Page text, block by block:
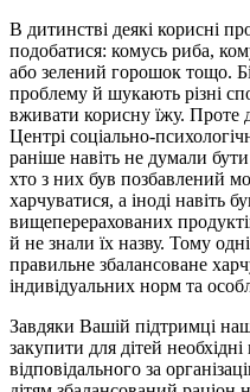
В дитинстві деякі корисні
подобатися: комусь риба,
або зелений горошок тощо.
проблему й шукають різні
вживати корисну їжу. Проте
Центрі соціально-
раніше навіть не думали
хто з них був позбавлений
харчуватися, а іноді навіть
вищеперерахованих
й не знали їх назву. Тому
правильне збалансоване
індивідуальних норм та
Завдяки Вашій підтримці
закупити для дітей
відповідального за